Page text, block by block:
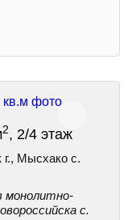
2, 2/4 этаж
г., Мысхако с.
монолитно-
с.